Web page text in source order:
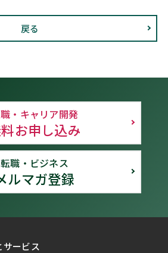
戻る
・キャリア開発
お申し込み
転職・ビジネス
ルマガ登録
サービス